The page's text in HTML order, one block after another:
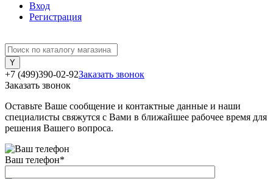
Вход
Регистрация
+7 (499)390-02-92Заказать звонок
Заказать звонок
Оставьте Ваше сообщение и контактные данные и наши
специалисты свяжутся с Вами в ближайшее рабочее время для
решения Вашего вопроса.
Ваш телефон*